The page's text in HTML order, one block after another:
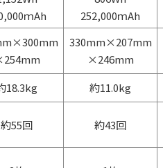
ｍAh
252,000ｍAh
330mm×207mm
×246mm
18.3kg 約11.0kg
約55回 約43回